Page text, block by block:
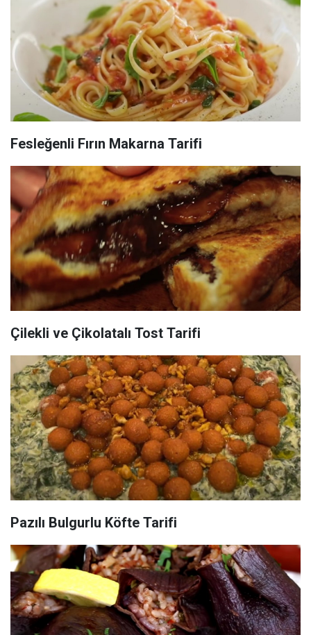
Fesleğenli Fırın Makarna Tarifi
Çilekli ve Çikolatalı Tost Tarifi
Pazılı Bulgurlu Köfte Tarifi